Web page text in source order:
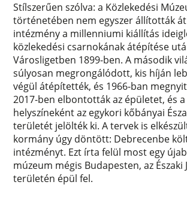
Stílszerűen szólva: a Közlekedési
történetében nem egyszer állították
intézmény a millenniumi kiállítás
közlekedési csarnokának átépítése
Városligetben 1899-ben. A második
súlyosan megrongálódott, kis híján
végül átépítették, és 1966-ban
2017-ben elbontották az épületet, és
helyszíneként az egykori kőbányai
területét jelölték ki. A tervek is
kormány úgy döntött: Debrecenbe
intézményt. Ezt írta felül most egy
múzeum mégis Budapesten, az Északi
területén épül fel.